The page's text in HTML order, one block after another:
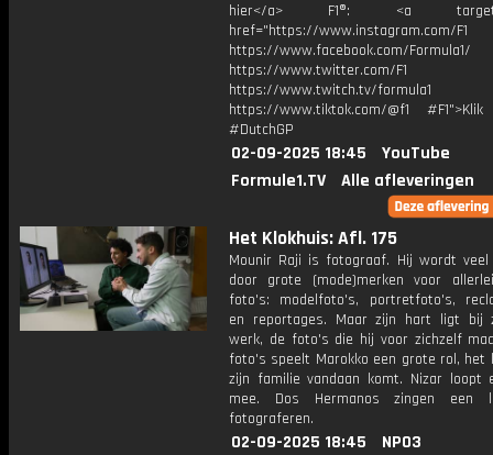
hier</a> F1®: <a
href="https://www.instagram.com/F1
https://www.facebook.com/Formula1/
https://www.twitter.com/F1
https://www.twitch.tv/formula1
https://www.tiktok.com/@f1
#DutchGP
02-09-2025 18:45
YouTube
Formule1.TV
Alle afleveringen
Het Klokhuis: Afl. 175
Mounir Raji is fotograaf. Hij wordt veel
door grote (mode)merken voor
foto's: modelfoto's, portretfoto's,
en reportages. Maar zijn hart ligt bij
werk, de foto's die hij voor zichzelf
foto's speelt Marokko een grote rol, het
zijn familie vandaan komt. Nizar loopt
mee. Dos Hermanos zingen een
fotograferen.
02-09-2025 18:45
NPO3